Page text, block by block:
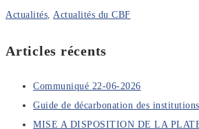
Actualités Actualités du CBF
Articles récents
Communiqué 22-06-2026
Guide de décarbonation des
MISE A DISPOSITION DE LA